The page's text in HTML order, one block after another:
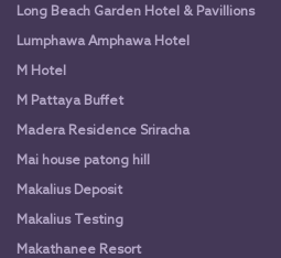
Long Beach Garden Hotel & Pavillions
Lumphawa Amphawa Hotel
M Hotel
M Pattaya Buffet
Madera Residence Sriracha
Mai house patong hill
Makalius Deposit
Makalius Testing
Makathanee Resort